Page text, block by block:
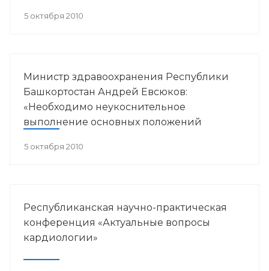
в пульмонологии».
5 октября 2010
Министр здравоохранения Республики
Башкортостан Андрей Евсюков:
«Необходимо неукоснительное
выполнение основных положений
5 октября 2010
Республиканская научно-практическая
конференция «Актуальные вопросы
кардиологии»